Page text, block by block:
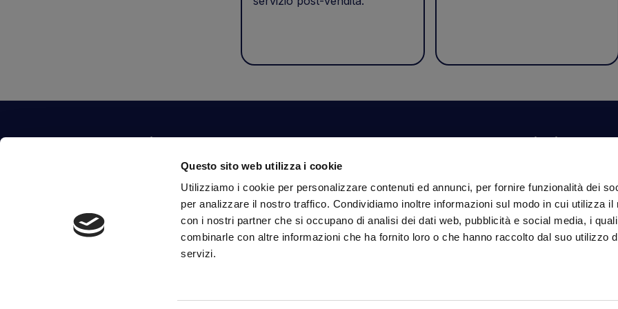
Questo sito web utilizza i cookie
Utilizziamo i cookie per personalizzare contenuti ed annunci, per fornire funzionalità dei
per analizzare il nostro traffico. Condividiamo inoltre informazioni sul modo in cui utilizza il
con i nostri partner che si occupano di analisi dei dati web, pubblicità e social media, i
combinarle con altre informazioni che ha fornito loro o che hanno raccolto dal suo utilizzo
servizi.
Contattaci
mailinfo@mirsponde.it
Il tuo account
Ordini
Dati personali
Dati per l'accesso
Informazioni
Condizioni di vendita
Pagamenti
Privacy policy